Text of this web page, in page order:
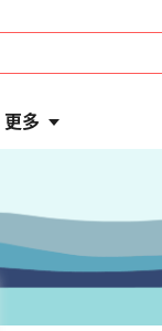
更多